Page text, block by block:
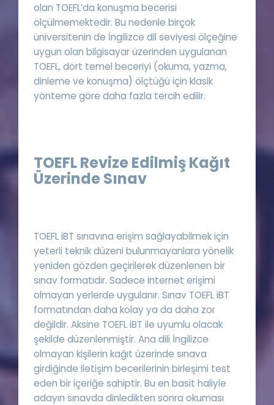
olan TOEFL’da konuşma becerisi
ölçülmemektedir. Bu nedenle birçok
üniversitenin de İngilizce dil seviyesi ölçeğine
uygun olan bilgisayar üzerinden uygulanan
TOEFL, dört temel beceriyi (okuma, yazma,
dinleme ve konuşma) ölçtüğü için klasik
yönteme göre daha fazla tercih edilir.
TOEFL Revize Edilmiş Kağıt
Üzerinde Sınav
TOEFL iBT sınavına erişim sağlayabilmek için
yeterli teknik düzeni bulunmayanlara yönelik
yeniden gözden geçirilerek düzenlenen bir
sınav formatıdır. Sadece internet erişimi
olmayan yerlerde uygulanır. Sınav TOEFL iBT
formatından daha kolay ya da daha zor
değildir. Aksine TOEFL iBT ile uyumlu olacak
şekilde düzenlenmiştir. Ana dili İngilizce
olmayan kişilerin kağıt üzerinde sınava
girdiğinde iletişim becerilerinin birleşimi test
eden bir içeriğe sahiptir. Bu en basit haliyle
adayın sınavda dinledikten sonra okuması